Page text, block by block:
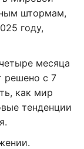
штормам,
году,
месяца
решено с 7
как мир
тенденции